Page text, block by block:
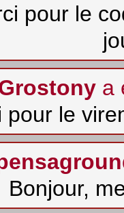
pour le
a
pour le
Bonjour,